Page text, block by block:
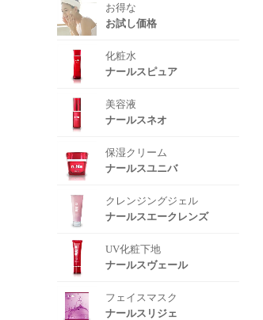
お得な
お試し価格
化粧水
ナールスピュア
美容液
ナールスネオ
保湿クリーム
ナールスユニバ
クレンジングジェル
ナールスエークレンズ
UV化粧下地
ナールスヴェール
フェイスマスク
ナールスリジェ